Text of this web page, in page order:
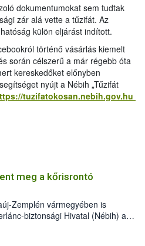
dokumentumokat sem tudtak
zár alá vette a tűzifát. Az
külön eljárást indított.
történő vásárlás kiemelt
során célszerű a már régebb óta
kereskedőket előnyben
nyújt a Nébih „Tűzifát
tuzifatokosan.nebih.gov.hu
meg a kőrisrontó
Zemplén vármegyében is
biztonsági Hivatal (Nébih) a
planipennis) jelenlétét. A
találták meg, de már fertőzött